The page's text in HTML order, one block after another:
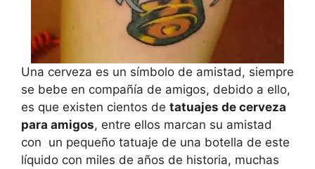
Una cerveza es un símbolo de amistad, siempre
se bebe en compañía de amigos, debido a ello,
es que existen cientos de tatuajes de cerveza
para amigos, entre ellos marcan su amistad
con un pequeño tatuaje de una botella de este
líquido con miles de años de historia, muchas